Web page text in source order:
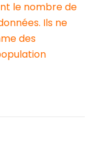
le nombre de
Ils ne
des